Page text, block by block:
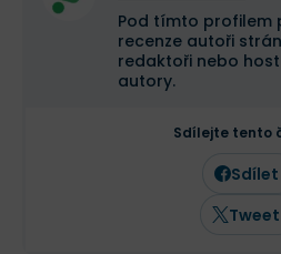
Pod tímto profilem
recenze autoři
redaktoři nebo
autory.
Sdílejte tento
Sdílet
Tweet